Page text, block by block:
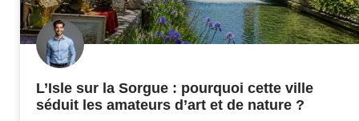
L’Isle sur la Sorgue : pourquoi cette ville
séduit les amateurs d’art et de nature ?